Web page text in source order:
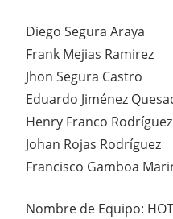
Diego Segura Araya
Frank Mejias Ramirez
Jhon Segura Castro
Eduardo Jiménez
Henry Franco Rodríguez
Johan Rojas Rodríguez
Francisco Gamboa
Nombre de Equipo: